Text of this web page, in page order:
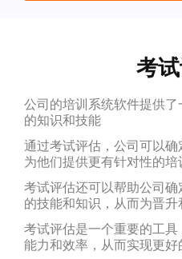
考
公司的培训系统软件提供
的知识和技能
通过考试评估，公司可以
为他们提供更有针对性的培
考试评估还可以帮助公司
的技能和知识，从而为晋
考试评估是一个重要的工
能力和效率，从而实现更好